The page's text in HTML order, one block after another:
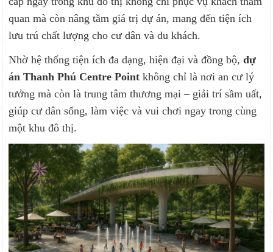
quan mà còn nâng tầm giá trị dự án, mang đến tiện ích
lưu trú chất lượng cho cư dân và du khách.
Nhờ hệ thống tiện ích đa dạng, hiện đại và đồng bộ,dự
án Thanh Phú Centre Point không chỉ là nơi an cư lý
tưởng mà còn là trung tâm thương mại – giải trí sầm uất,
giúp cư dân sống, làm việc và vui chơi ngay trong cùng
một khu đô thị.